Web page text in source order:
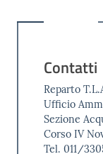
Contatti
Reparto
Ufficio
Sezione
Corso IV
Tel. 011/